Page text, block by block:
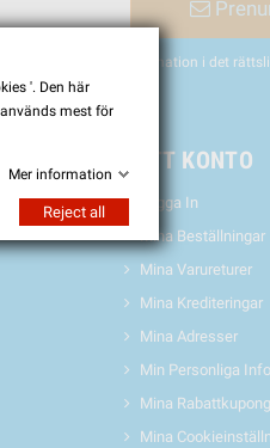
hitta vår kontaktinformation i det
MITT KONTO
Logga In
Mina Beställningar
Mina Varureturer
Mina Krediteringar
Mina Adresser
Min Personliga
Mina
Mina
'. Den här
mest för
Mer information
Reject all